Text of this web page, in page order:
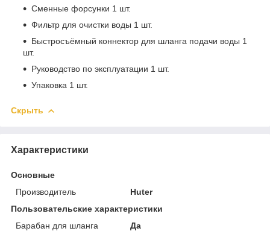
Сменные форсунки 1 шт.
Фильтр для очистки воды 1 шт.
Быстросъёмный коннектор для шланга подачи воды 1
шт.
Руководство по эксплуатации 1 шт.
Упаковка 1 шт.
Скрыть
Характеристики
Основные
Производитель
Huter
Пользовательские характеристики
Барабан для шланга
Да